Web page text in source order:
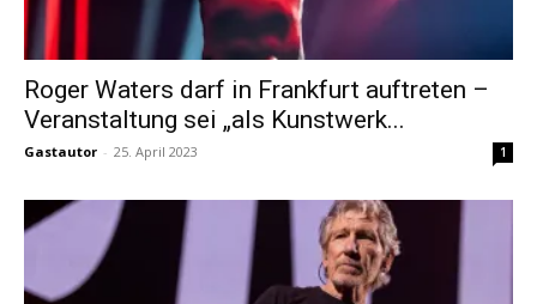
Roger Waters darf in Frankfurt auftreten –
Veranstaltung sei „als Kunstwerk...
Gastautor - 25. April 2023 1